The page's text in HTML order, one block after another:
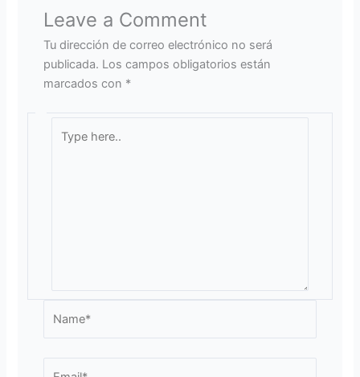
Leave a Comment
Tu dirección de correo electrónico no será
publicada. Los campos obligatorios están
marcados con *
here..